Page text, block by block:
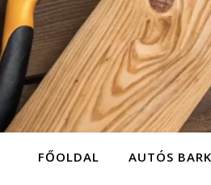
FŐOLDAL AUTÓS